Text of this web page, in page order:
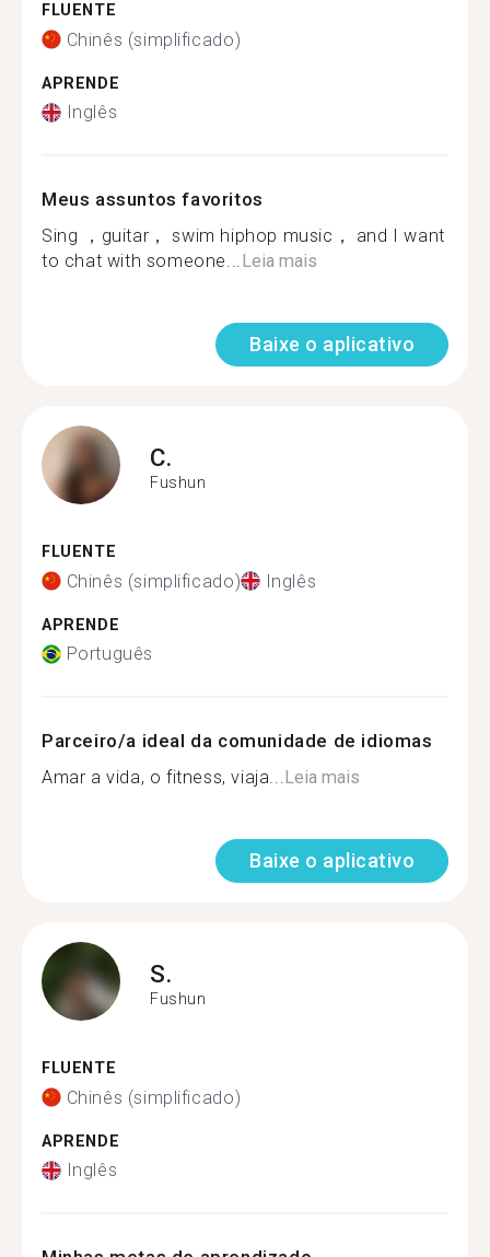
FLUENTE
Chinês (simplificado)
APRENDE
Inglês
Meus assuntos favoritos
Sing ，guitar， swim hiphop music， and I want
to chat with someone...Leia mais
Baixe o aplicativo
C.
Fushun
FLUENTE
Chinês (simplificado) Inglês
APRENDE
Português
Parceiro/a ideal da comunidade de idiomas
Amar a vida, o fitness, viaja...Leia mais
Baixe o aplicativo
S.
Fushun
FLUENTE
Chinês (simplificado)
APRENDE
Inglês